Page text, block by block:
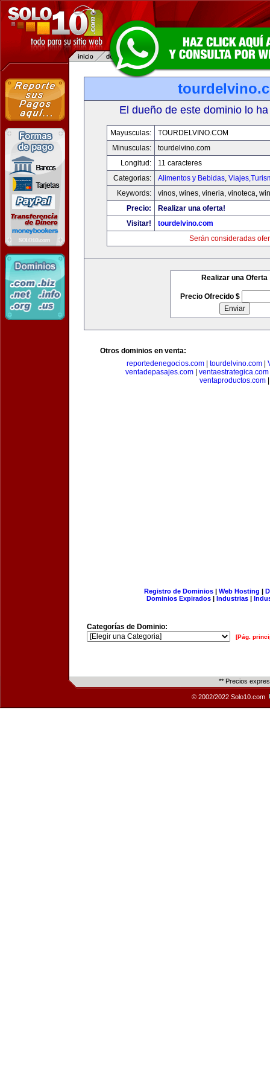
El dueño de este dominio lo
Mayusculas:
TOURDELVINO.COM
Minusculas:
tourdelvino.com
Longitud:
11 caracteres
Categorias:
Alimentos y Bebidas,
Keywords:
vinos, wines, vineria, vinoteca,
Precio:
Realizar una oferta!
Visitar!
tourdelvino.com
Serán consideradas
Realizar una Oferta
Precio Ofrecido $
Otros dominios en venta:
reportedenegocios.com| tourdelvino.com|
ventadepasajes.com
ventaestrategica.com
ventaproductos.com
Registro de Dominios| Web Hosting |
Dominios Expirados | Industrias |
Categorías de Dominio:
[Pág.
** Precios
© 2002/2022 Solo10.com